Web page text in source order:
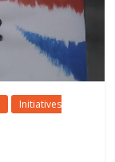
Initiatives